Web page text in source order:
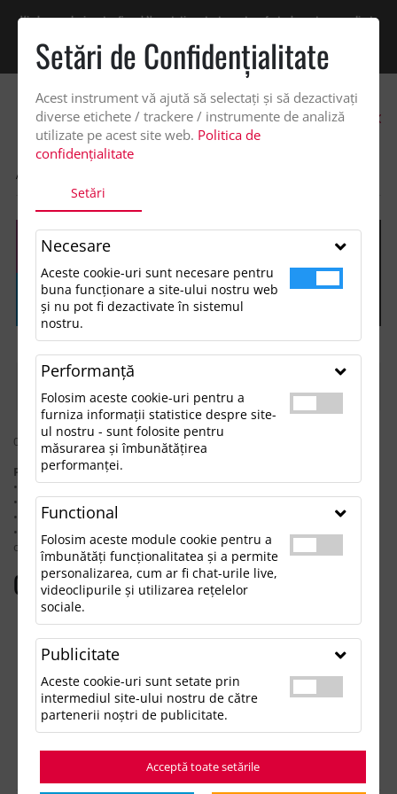
Vindem exclusiv catre firme! Ne puteti contacta pentru oferta de pret personalizata
discount suplimentar de 2% -Cumpără acum!
ACASA
0 rezultate pentru: "sweetcandle"
Pentru a găsi produsul dorit, încearcă următoarele:
• Verifică dacă ai scris corect termenii.
• Încearcă să foloseşti sinonime.
• Încearcă din nou, folosind o căutare mai generală.
• Ne poţi contacta telefonic la 021.336.03.32 sau prin email la
office@updateadv.ro şi te ajutăm să găseşti produsul dorit.
Categorii populare
Accesorii birou
Accesorii mancare si bautura
Accesorii Tech si Gadgeturi
Haine de Munca
Imbracaminte si Accesorii
Lifestyle si Timp Liber
Ocazii și Evenimente Tematice
Setări de Confidenţialitate
Acest instrument vă ajută să selectați și să dezactivați
diverse etichete / trackere / instrumente de analiză
utilizate pe acest site web. Politica de
confidențialitate
Setări
Necesare
Aceste cookie-uri sunt necesare pentru
buna funcționare a site-ului nostru web
și nu pot fi dezactivate în sistemul
nostru.
Performanţă
Folosim aceste cookie-uri pentru a
furniza informații statistice despre site-
ul nostru - sunt folosite pentru
măsurarea și îmbunătățirea
performanței.
Functional
Folosim aceste module cookie pentru a
îmbunătăți funcționalitatea și a permite
personalizarea, cum ar fi chat-urile live,
videoclipurile și utilizarea rețelelor
sociale.
Publicitate
Aceste cookie-uri sunt setate prin
intermediul site-ului nostru de către
partenerii noștri de publicitate.
Acceptă toate setările